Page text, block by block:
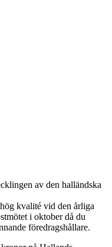
av den halländska
kvalité vid den årliga
i oktober då du
föredragshållare.